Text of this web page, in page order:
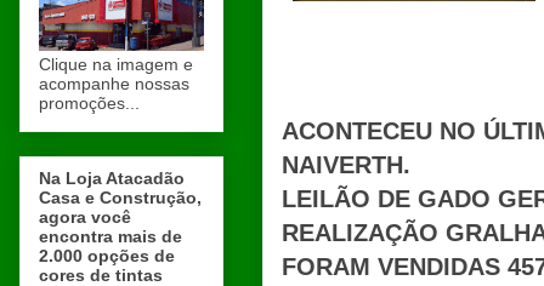
ACONTECEU NO
NAIVERTH.
LEILÃO DE GADO
REALIZAÇÃO
FORAM VENDIDAS
Clique na imagem e
acompanhe nossas
promoções...
Na Loja Atacadão
Casa e Construção,
agora você
encontra mais de
2.000 opções de
cores de tintas